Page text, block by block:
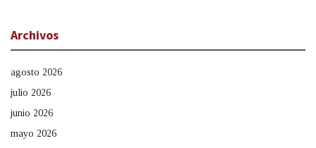
Archivos
agosto 2026
julio 2026
junio 2026
mayo 2026